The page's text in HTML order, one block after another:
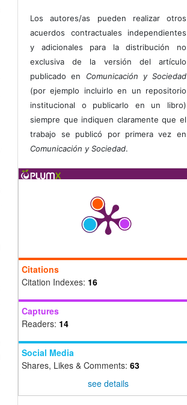
Los autores/as pueden realizar otros
acuerdos contractuales independientes
y adicionales para la distribución no
exclusiva de la versión del artículo
publicado en Comunicación y Sociedad
(por ejemplo incluirlo en un repositorio
institucional o publicarlo en un libro)
siempre que indiquen claramente que el
trabajo se publicó por primera vez en
Comunicación y Sociedad.
Citations
Citation Indexes: 16
Captures
Readers: 14
Social Media
Shares, Likes & Comments: 63
see details